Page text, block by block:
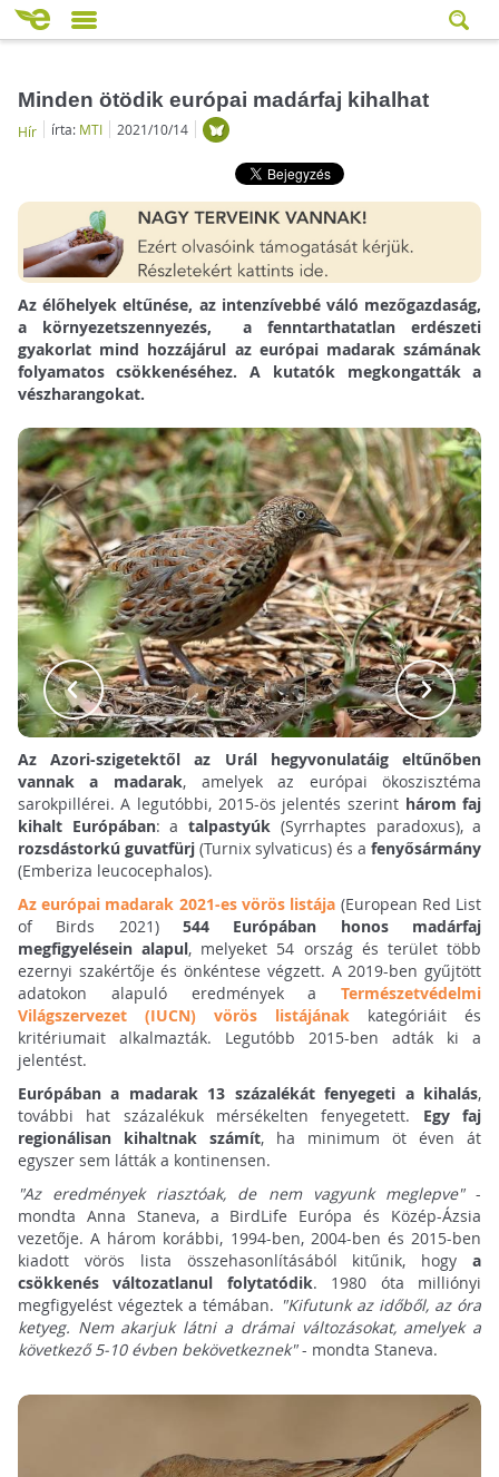
Minden ötödik európai madárfaj kihalhat
Hír írta: MTI 2021/10/14
Az élőhelyek eltűnése, az intenzívebbé váló mezőgazdaság,
a környezetszennyezés, a fenntarthatatlan erdészeti
gyakorlat mind hozzájárul az európai madarak számának
folyamatos csökkenéséhez. A kutatók megkongatták a
vészharangokat.
Az Azori-szigetektől az Urál hegyvonulatáig eltűnőben
vannak a madarak, amelyek az európai ökoszisztéma
sarokpillérei. A legutóbbi, 2015-ös jelentés szerint három faj
kihalt Európában: a talpastyúk (Syrrhaptes paradoxus), a
rozsdástorkú guvatfürj(Turnix sylvaticus) és afenyősármány
(Emberiza leucocephalos).
Az európai madarak 2021-es vörös listája (European Red List
of Birds 2021) 544 Európában honos madárfaj
megfigyelésein alapul, melyeket 54 ország és terület több
ezernyi szakértője és önkéntese végzett. A 2019-ben gyűjtött
adatokon alapuló eredmények aTermészetvédelmi
Világszervezet (IUCN) vörös listájának kategóriáit és
kritériumait alkalmazták. Legutóbb 2015-ben adták ki a
jelentést.
Európában a madarak 13 százalékát fenyegeti a kihalás,
további hat százalékuk mérsékelten fenyegetett. Egy faj
regionálisan kihaltnak számít, ha minimum öt éven át
egyszer sem látták a kontinensen.
"Az eredmények riasztóak, de nem vagyunk meglepve"-
mondta Anna Staneva, a BirdLife Európa és Közép-Ázsia
vezetője. A három korábbi, 1994-ben, 2004-ben és 2015-ben
kiadott vörös lista összehasonlításából kitűnik, hogya
csökkenés változatlanul folytatódik. 1980 óta milliónyi
megfigyelést végeztek a témában. "Kifutunk az időből, az óra
ketyeg. Nem akarjuk látni a drámai változásokat, amelyek a
következő 5-10 évben bekövetkeznek"- mondta Staneva.